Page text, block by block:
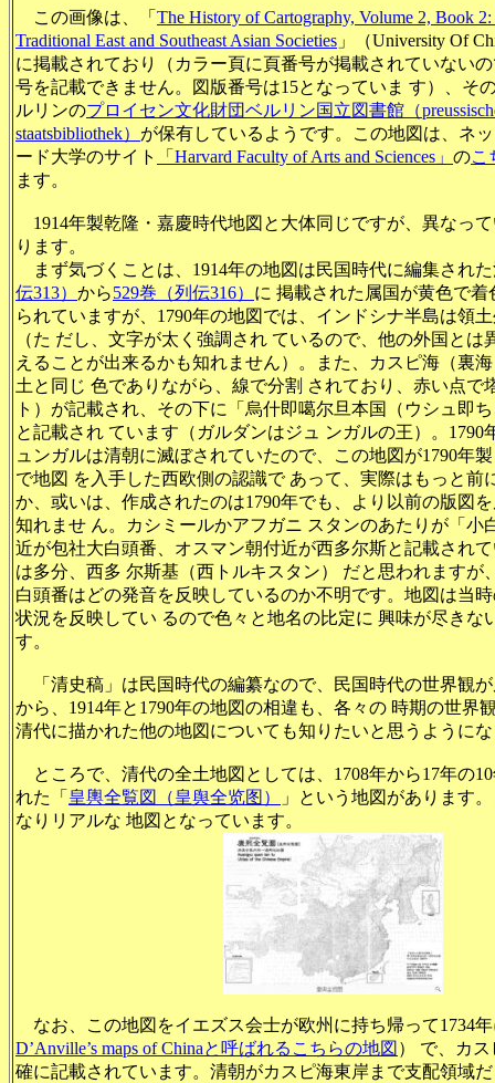
この画像は、「 The History of Cartography, Volume 2, Book
Traditional East and Southeast Asian Societies 」（University Of
に掲載されており（カラー頁に頁番号が掲載されていない
号を記載できません。図版番号は15となっていま す）、そ
ルリンのプロイセン文化財団ベルリン国立図書館（
staatsbibliothek） が保有しているようです。この地図は、ネ
ード大学のサイト
「Harvard Faculty of Arts and Sciences」 のこ
ます。
1914年製乾隆・嘉慶時代地図と大体同じですが、異なっ
ります。
まず気づくことは、1914年の地図は民国時代に編集され
伝313） から529巻（列伝316） に 掲載された属国が黄色で
られていますが、1790年の地図では、インドシナ半島は領
（た だし、文字が太く強調され ているので、他の外国とは
えることが出来るかも知れません）。また、カスピ海（裏
土と同じ 色でありながら、線で分割 されており、赤い点で
ト）が記載され、その下に「烏什即噶尔旦本国（ウシュ即
と記載され ています（ガルダンはジュ ンガルの王）。1790
ュンガルは清朝に滅ぼされていたので、この地図が1790年
で地図 を入手した西欧側の認識で あって、実際はもっと前
か、或いは、作成されたのは1790年でも、より以前の版図
知れませ ん。カシミールかアフガニ スタンのあたりが「小
近が包社大白頭番、オスマン朝付近が西多尔斯と記載され
は多分、西多 尔斯基（西トルキスタン） だと思われますが
白頭番はどの発音を反映しているのか不明です。地図は当
状況を反映してい るので色々と地名の比定に 興味が尽きな
す。
「清史稿」は民国時代の編纂なので、民国時代の世界観
から、1914年と1790年の地図の相違も、各々の 時期の世界
清代に描かれた他の地図についても知りたいと思うように
ところで、清代の全土地図としては、1708年から17年の
れた「 皇輿全覧図（皇舆全览图）
」という地図があります
なりリアルな 地図となっています。
なお、この地図をイエズス会士が欧州に持ち帰って1734
D’Anville’s maps of Chinaと呼ばれるこちらの地図 ） で、カ
確に記載されています。清朝がカスピ海東岸まで支配領域